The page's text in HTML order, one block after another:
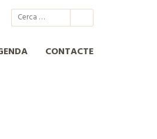
a la Conservació de la Natura
CONTACTE